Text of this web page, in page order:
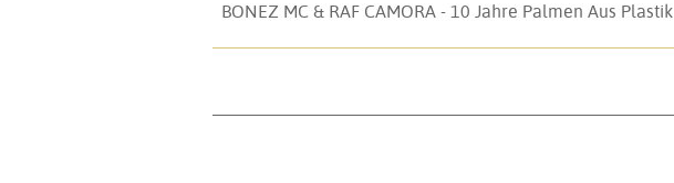
BONEZ MC & RAF CAMORA - 10 Jahre Palmen Aus Plastik